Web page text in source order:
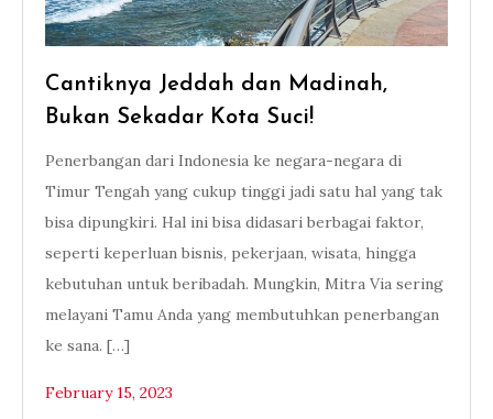
Cantiknya Jeddah dan Madinah,
Bukan Sekadar Kota Suci!
Penerbangan dari Indonesia ke negara-negara di
Timur Tengah yang cukup tinggi jadi satu hal yang tak
bisa dipungkiri. Hal ini bisa didasari berbagai faktor,
seperti keperluan bisnis, pekerjaan, wisata, hingga
kebutuhan untuk beribadah. Mungkin, Mitra Via sering
melayani Tamu Anda yang membutuhkan penerbangan
ke sana. […]
February 15, 2023